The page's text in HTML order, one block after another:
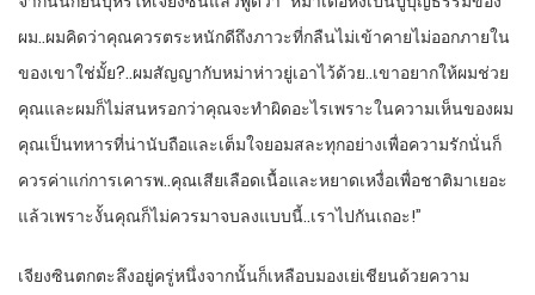
ผม..ผมคิดว่าคุณควรตระหนักดีถึงภาวะที่กลืนไม่เข้าคายไม่ออกภายใน
ของเขาใช่มั้ย?..ผมสัญญากับหม่าห่าวยู่เอาไว้ด้วย..เขาอยากให้ผมช่วย
คุณและผมก็ไม่สนหรอกว่าคุณจะทำผิดอะไรเพราะในความเห็นของผม
คุณเป็นทหารที่น่านับถือและเต็มใจยอมสละทุกอย่างเพื่อความรักนั่นก็
ควรค่าแก่การเคารพ..คุณเสียเลือดเนื้อและหยาดเหงื่อเพื่อชาติมาเยอะ
แล้วเพราะงั้นคุณก็ไม่ควรมาจบลงแบบนี้..เราไปกันเถอะ!”
เจียงซินตกตะลึงอยู่ครู่หนึ่งจากนั้นก็เหลือบมองเย่เชียนด้วยความ